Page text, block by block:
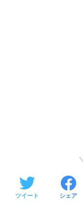
ツイート シェア